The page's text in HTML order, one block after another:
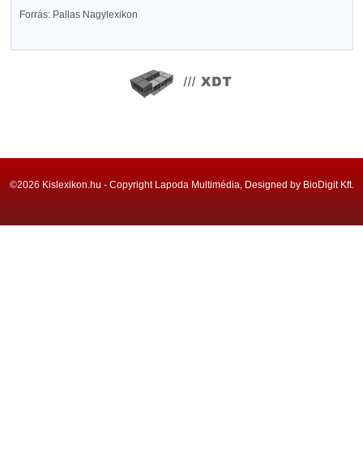
Forrás: Pallas Nagylexikon
©2026 Kislexikon.hu - Copyright Lapoda Multimédia, Designed by BioDigit Kft.